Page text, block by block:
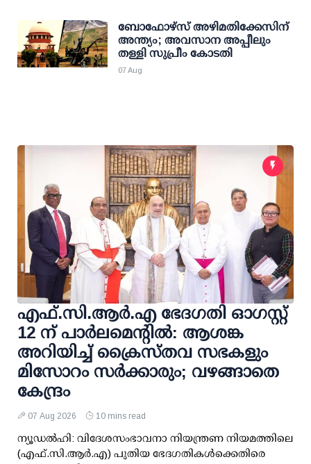
ബോഫോഴ്സ് അഴിമതിക്കേസിന്
അന്ത്യം; അവസാന അപ്പീലും
തള്ളി സുപ്രീം കോടതി
07 Aug
എഫ്.സി.ആര്‍.എ ഭേദഗതി ഓഗസ്റ്റ്
12 ന് പാര്‍ലമെന്റില്‍: ആശങ്ക
അറിയിച്ച് ക്രൈസ്തവ സഭകളും
മിസോറം സര്‍ക്കാരും; വഴങ്ങാതെ
കേന്ദ്രം
07 Aug 2026 10 mins read
ന്യൂഡല്‍ഹി: വിദേശസംഭാവനാ നിയന്ത്രണ നിയമത്തിലെ
(എഫ്.സി.ആര്‍.എ) പുതിയ ഭേദഗതികള്‍ക്കെതിരെ